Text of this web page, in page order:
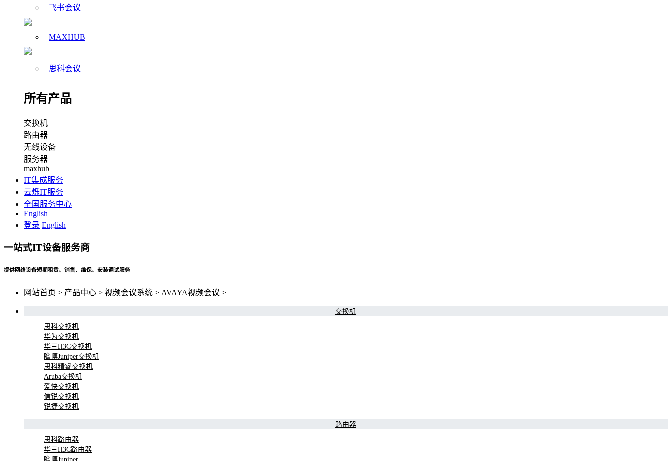
飞书会议
MAXHUB
思科会议
所有产品
交换机
路由器
无线设备
服务器
maxhub
IT集成服务
云烁IT服务
全国服务中心
English
登录 English
一站式IT设备服务商
提供网络设备短期租赁、销售、维保、安装调试服务
网站首页 > 产品中心 > 视频会议系统 > AVAYA视频会议 >
交换机
思科交换机
华为交换机
华三H3C交换机
瞻博Juniper交换机
思科精睿交换机
Aruba交换机
爱快交换机
信锐交换机
锐捷交换机
路由器
思科路由器
华三H3C路由器